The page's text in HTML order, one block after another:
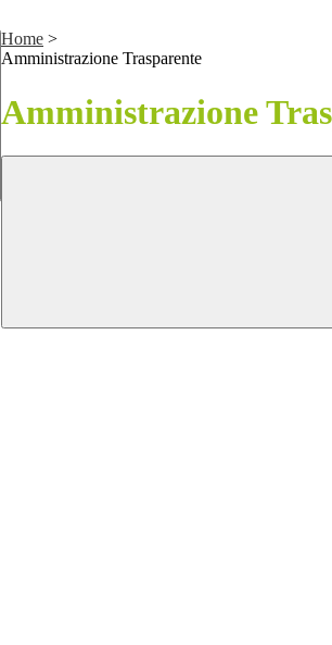
Home >
Amministrazione Trasparente
Amministrazione